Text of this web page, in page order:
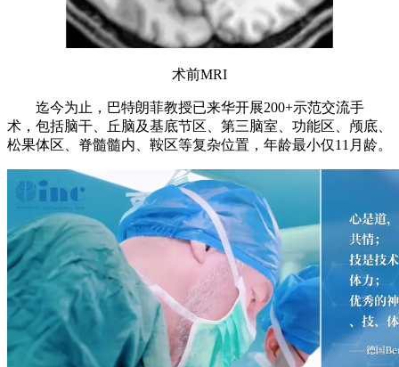
术前MRI
迄今为止，巴特朗菲教授已来华开展200+示范交流手
术，包括脑干、丘脑及基底节区、第三脑室、功能区、颅底、
松果体区、脊髓髓内、鞍区等复杂位置，年龄最小仅11月龄。